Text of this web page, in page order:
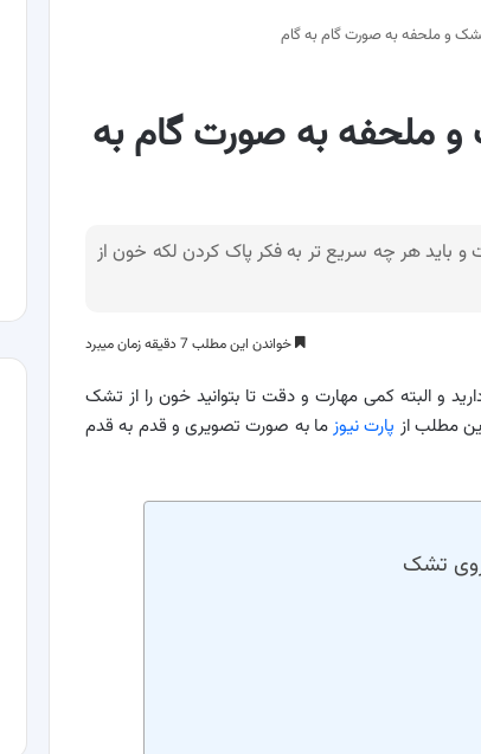
و ملحفه به صورت گام به گام
ملحفه به صورت گام به
هر چه سریع تر به فکر پاک کردن لکه خون از
خواندن این مطلب 7 دقیقه زمان میبرد
و البته کمی مهارت و دقت تا بتوانید خون را از تشک
مطلب از پارت نیوزما به صورت تصویری و قدم به قدم
روی تشک